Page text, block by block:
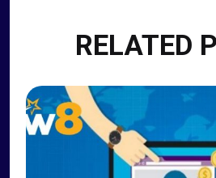
RELATED